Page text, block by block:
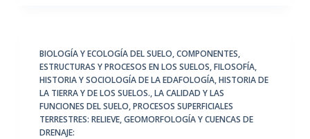
BIOLOGÍA Y ECOLOGÍA DEL SUELO,COMPONENTES,
ESTRUCTURAS Y PROCESOS EN LOS SUELOS,FILOSOFÍA,
HISTORIA Y SOCIOLOGÍA DE LA EDAFOLOGÍA,HISTORIA DE
LA TIERRA Y DE LOS SUELOS.,LA CALIDAD Y LAS
FUNCIONES DEL SUELO,PROCESOS SUPERFICIALES
TERRESTRES: RELIEVE, GEOMORFOLOGÍA Y CUENCAS DE
DRENAJE: